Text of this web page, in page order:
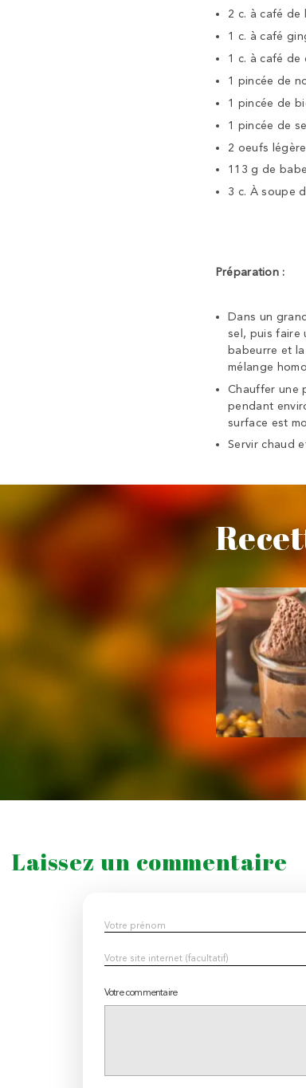
2 c. à café de
1 c. à café
1 c. à café de
1 pincée de
1 pincée de
1 pincée de sel
2 oeufs
113 g de
3 c. À soupe
Préparation :
Dans un
sel, puis faire
babeurre et
mélange
Chauffer une
pendant
surface est
Servir chaud
Laissez un commentaire
Votre commentaire